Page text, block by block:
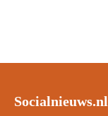
Socialnieuws.nl